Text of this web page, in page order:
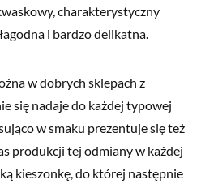
charakterystyczny
i bardzo delikatna.
w dobrych sklepach z
się nadaje do każdej typowej
w smaku prezentuje się też
produkcji tej odmiany w każdej
kieszonkę, do której następnie